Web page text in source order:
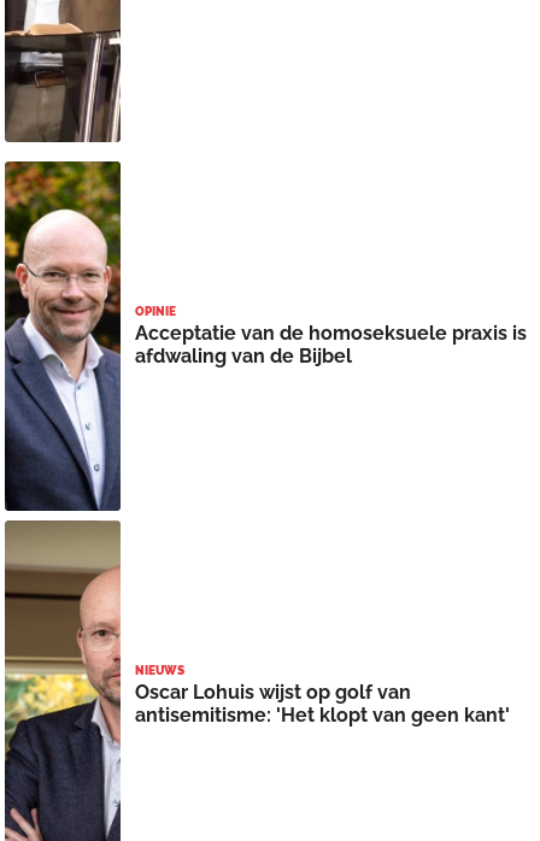
OPINIE
Acceptatie van de homoseksuele praxis is
afdwaling van de Bijbel
NIEUWS
Oscar Lohuis wijst op golf van
antisemitisme: 'Het klopt van geen kant'